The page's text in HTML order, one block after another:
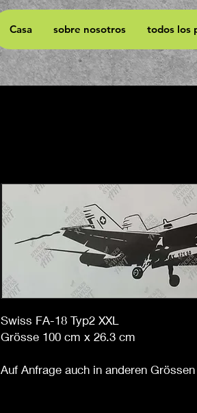
Casa sobre nosotros todos los
Swiss FA-18 Typ2 XXL
Grösse 100 cm x 26.3 cm
Auf Anfrage auch in anderen